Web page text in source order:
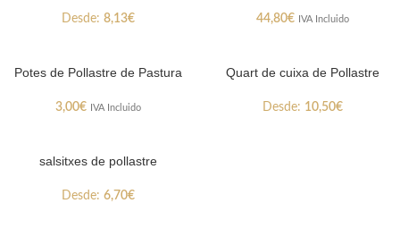
Desde: 8,13€ 44,80€ IVA Incluido
Potes de Pollastre de Pastura
3,00€ IVA Incluido
Quart de cuixa de Pollastre
Desde: 10,50€
salsitxes de pollastre
Desde: 6,70€